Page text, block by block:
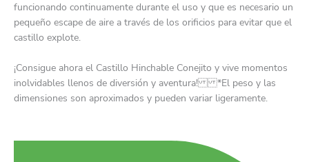
funcionando continuamente durante el uso y que es necesario un
pequeño escape de aire a través de los orificios para evitar que el
castillo explote.
¡Consigue ahora el Castillo Hinchable Conejito y vive momentos
inolvidables llenos de diversión y aventura! *El peso y las
dimensiones son aproximados y pueden variar ligeramente.